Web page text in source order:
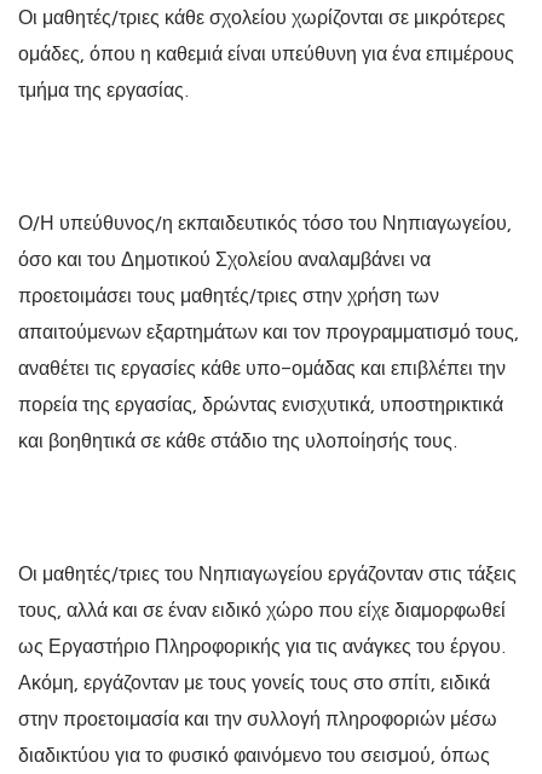
Οι μαθητές/τριες κάθε σχολείου χωρίζονται σε μικρότερες
ομάδες, όπου η καθεμιά είναι υπεύθυνη για ένα επιμέρους
τμήμα της εργασίας.
Ο/Η υπεύθυνος/η εκπαιδευτικός τόσο του Νηπιαγωγείου,
όσο και του Δημοτικού Σχολείου αναλαμβάνει να
προετοιμάσει τους μαθητές/τριες στην χρήση των
απαιτούμενων εξαρτημάτων και τον προγραμματισμό τους,
αναθέτει τις εργασίες κάθε υπο-ομάδας και επιβλέπει την
πορεία της εργασίας, δρώντας ενισχυτικά, υποστηρικτικά
και βοηθητικά σε κάθε στάδιο της υλοποίησής τους.
Οι μαθητές/τριες του Νηπιαγωγείου εργάζονταν στις τάξεις
τους, αλλά και σε έναν ειδικό χώρο που είχε διαμορφωθεί
ως Εργαστήριο Πληροφορικής για τις ανάγκες του έργου.
Ακόμη, εργάζονταν με τους γονείς τους στο σπίτι, ειδικά
στην προετοιμασία και την συλλογή πληροφοριών μέσω
διαδικτύου για το φυσικό φαινόμενο του σεισμού, όπως